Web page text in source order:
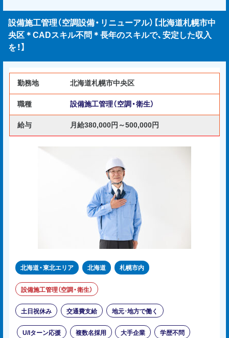
設備施工管理（空調設備・リニューアル）【北海道札幌市中
央区＊CADスキル不問＊長年のスキルで、安定した収入
を！】
勤務地 北海道札幌市中央区
職種 設備施工管理（空調・衛生）
給与 月給380,000円～500,000円
北海道・東北エリア 北海道 札幌市内
設備施工管理（空調・衛生）
土日祝休み 交通費支給 地元･地方で働く
U/Iターン応援 複数名採用 大手企業 学歴不問